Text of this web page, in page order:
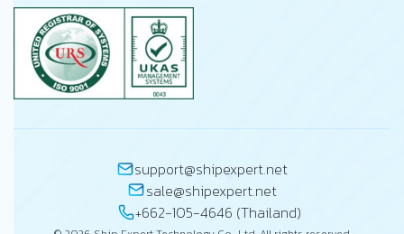
support@shipexpert.net
sale@shipexpert.net
+662-105-4646 (Thailand)